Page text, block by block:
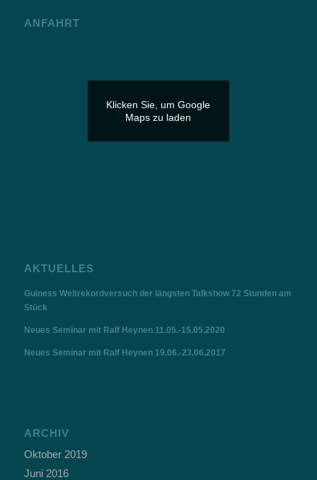
ANFAHRT
Klicken Sie, um Google
Maps zu laden
AKTUELLES
Guiness Weltrekordversuch der längsten Talkshow 72 Stunden am
Stück
Neues Seminar mit Ralf Heynen 11.05.-15.05.2020
Neues Seminar mit Ralf Heynen 19.06.-23.06.2017
ARCHIV
Oktober 2019
Juni 2016